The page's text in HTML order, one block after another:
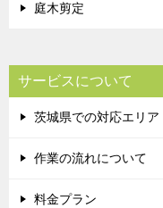
庭木剪定
サービスについて
茨城県での対応エリア
作業の流れについて
料金プラン